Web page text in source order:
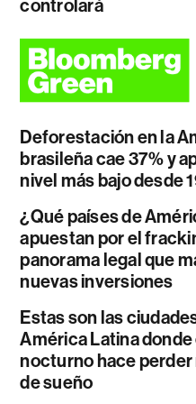
controlará
Deforestación en la
brasileña cae 37% y
nivel más bajo desde
¿Qué países de
apuestan por el
panorama legal que
nuevas inversiones
Estas son las
América Latina
nocturno hace perder
de sueño